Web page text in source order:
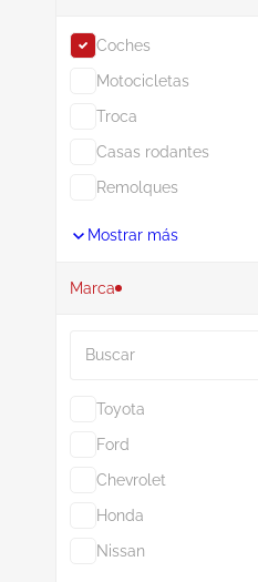
Coches
Motocicletas
Troca
Casas rodantes
Remolques
Mostrar más
Marca
Toyota
Ford
Chevrolet
Honda
Nissan